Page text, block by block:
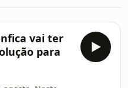
vai ter
para